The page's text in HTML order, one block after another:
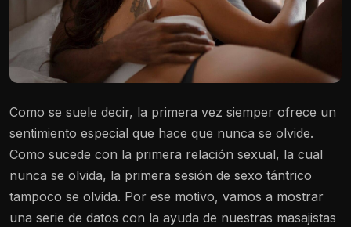
Como se suele decir, la primera vez siemper ofrece un
sentimiento especial que hace que nunca se olvide.
Como sucede con la primera relación sexual, la cual
nunca se olvida, la primera sesión de sexo tántrico
tampoco se olvida. Por ese motivo, vamos a mostrar
una serie de datos con la ayuda de nuestras masajistas